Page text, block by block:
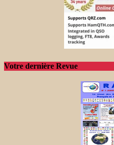
Votre dernière Revue